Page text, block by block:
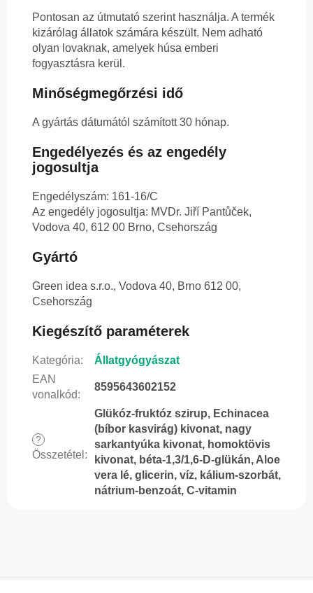
Pontosan az útmutató szerint használja. A termék
kizárólag állatok számára készült. Nem adható
olyan lovaknak, amelyek húsa emberi
fogyasztásra kerül.
Minőségmegőrzési idő
A gyártás dátumától számított 30 hónap.
Engedélyezés és az engedély
jogosultja
Engedélyszám: 161-16/C
Az engedély jogosultja: MVDr. Jiří Pantůček,
Vodova 40, 612 00 Brno, Csehország
Gyártó
Green idea s.r.o., Vodova 40, Brno 612 00,
Csehország
Kiegészítő paraméterek
Kategória:
Állatgyógyászat
EAN
vonalkód:
8595643602152
?
Összetétel :
Glükóz-fruktóz szirup, Echinacea
(bíbor kasvirág) kivonat, nagy
sarkantyúka kivonat, homoktövis
kivonat, béta-1,3/1,6-D-glükán, Aloe
vera lé, glicerin, víz, kálium-szorbát,
nátrium-benzoát, C-vitamin